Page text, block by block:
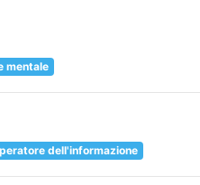
mentale
dell'informazione